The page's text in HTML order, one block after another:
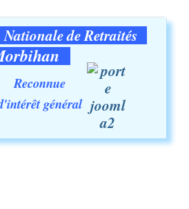
de Retraités
Reconnue
général